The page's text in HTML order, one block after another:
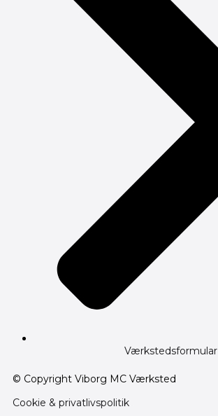
Værkstedsformular
© Copyright Viborg MC Værksted
Cookie & privatlivspolitik